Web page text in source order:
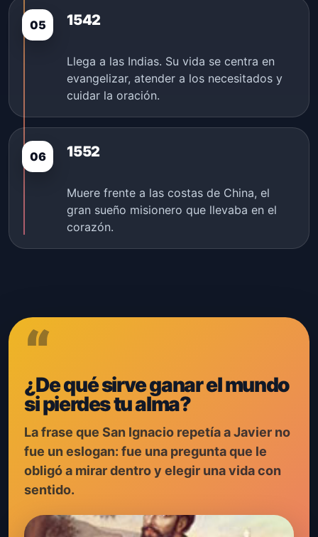
05 1542
Llega a las Indias. Su vida se centra en
evangelizar, atender a los necesitados y
cuidar la oración.
06 1552
Muere frente a las costas de China, el
gran sueño misionero que llevaba en el
corazón.
“
¿De qué sirve ganar el mundo
si pierdes tu alma?
La frase que San Ignacio repetía a Javier no
fue un eslogan: fue una pregunta que le
obligó a mirar dentro y elegir una vida con
sentido.